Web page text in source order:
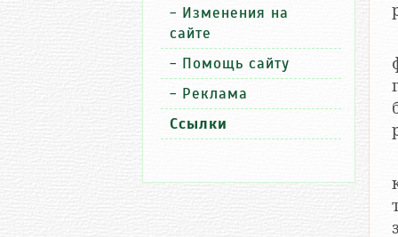
- Изменения на
сайте
- Помощь сайту
- Реклама
Ссылки